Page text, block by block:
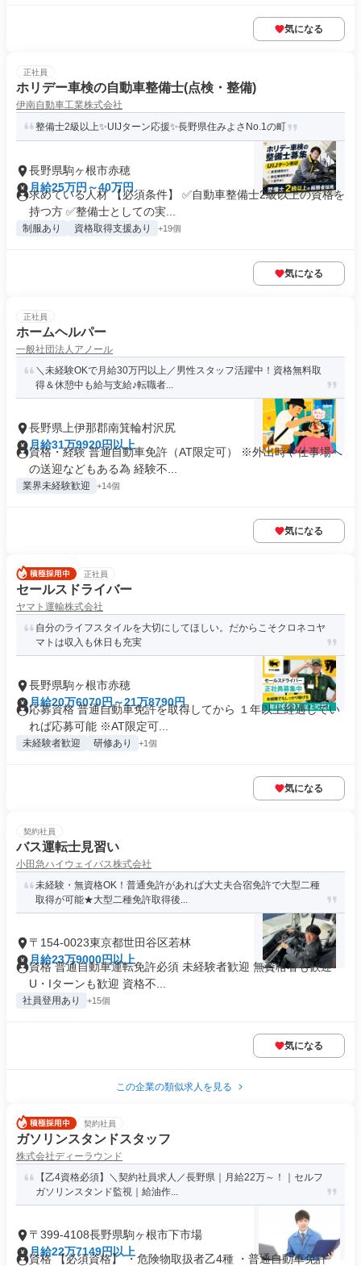
気になる
正社員
ホリデー車検の自動車整備士(点検・整備)
伊南自動車工業株式会社
整備士2級以上✨UIJターン応援✨長野県住みよさNo.1の町
長野県駒ヶ根市赤穂
月給25万円～40万円
求めている人材 【必須条件】 ✅自動車整備士2級以上の資格を
持つ方 ✅整備士としての実...
制服あり 資格取得支援あり +19個
気になる
正社員
ホームヘルパー
一般社団法人アノール
＼未経験OKで月給30万円以上／男性スタッフ活躍中！資格無料取
得＆休憩中も給与支給♪転職者...
長野県上伊那郡南箕輪村沢尻
月給31万9920円以上
資格・経験 普通自動車免許（AT限定可） ※外出時や仕事場へ
の送迎などもある為 経験不...
業界未経験歓迎 +14個
気になる
正社員
セールスドライバー
ヤマト運輸株式会社
自分のライフスタイルを大切にしてほしい。だからこそクロネコヤ
マトは収入も休日も充実
長野県駒ヶ根市赤穂
月給20万6070円～21万8790円
応募資格 普通自動車免許を取得してから １年以上経過してい
れば応募可能 ※AT限定可...
未経験者歓迎 研修あり +1個
気になる
契約社員
バス運転士見習い
小田急ハイウェイバス株式会社
未経験・無資格OK！普通免許があれば大丈夫合宿免許で大型二種
取得が可能★大型二種免許取得後...
〒154-0023東京都世田谷区若林
月給23万9000円以上
資格 普通自動車運転免許必須 未経験者歓迎 無資格者も歓迎
U・Iターンも歓迎 資格不...
社員登用あり +15個
気になる
この企業の類似求人を見る
契約社員
ガソリンスタンドスタッフ
株式会社ディーラウンド
【乙4資格必須】＼契約社員求人／長野県｜月給22万～！｜セルフ
ガソリンスタンド監視｜給油作...
〒399-4108長野県駒ヶ根市下市場
月給22万7149円以上
資格 【必須資格】 ・危険物取扱者乙4種 ・普通自動車免許